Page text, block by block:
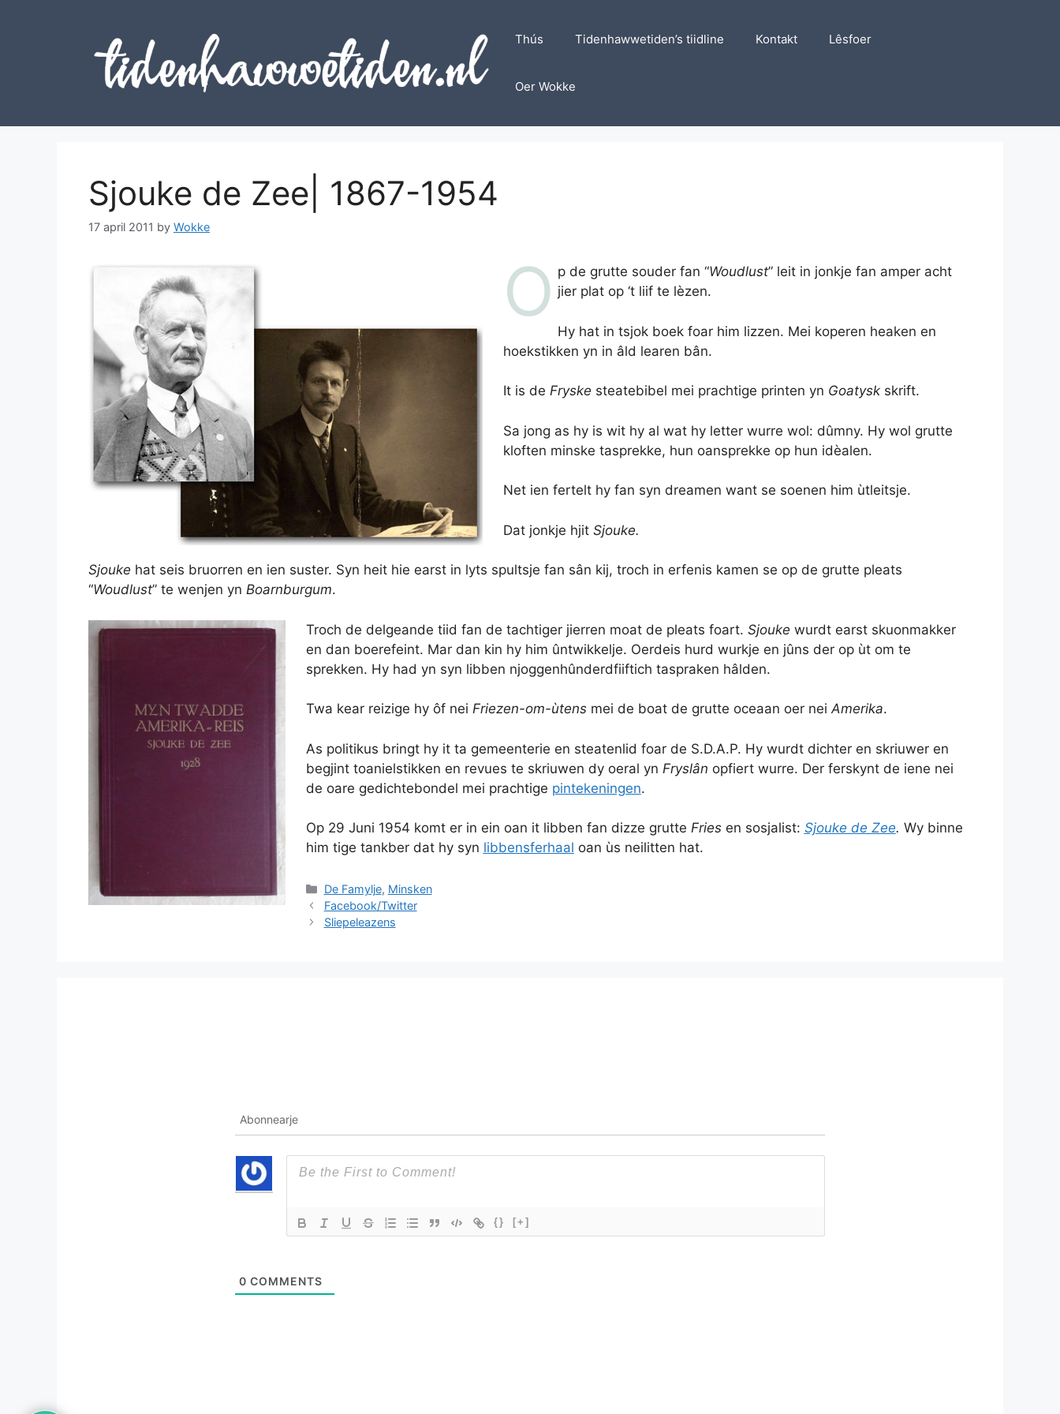
Thús Tidenhawwetiden’s tiidline Kontakt Lêsfoer
Oer Wokke
Sjouke de Zee| 1867-1954
17 april 2011 by Wokke
O p de grutte souder fan “Woudlust” leit in jonkje fan amper acht
jier plat op ‘t liif te lèzen.
Hy hat in tsjok boek foar him lizzen. Mei koperen heaken en
hoekstikken yn in âld learen bân.
It is de Fryske steatebibel mei prachtige printen yn Goatyskskrift.
Sa jong as hy is wit hy al wat hy letter wurre wol: dûmny. Hy wol grutte
kloften minske tasprekke, hun oansprekke op hun idèalen.
Net ien fertelt hy fan syn dreamen want se soenen him ùtleitsje.
Dat jonkje hjit Sjouke.
Sjouke hat seis bruorren en ien suster. Syn heit hie earst in lyts spultsje fan sân kij, troch in erfenis kamen se op de grutte pleats
“Woudlust” te wenjen yn Boarnburgum.
Troch de delgeande tiid fan de tachtiger jierren moat de pleats foart. Sjouke wurdt earst skuonmakker
en dan boerefeint. Mar dan kin hy him ûntwikkelje. Oerdeis hurd wurkje en jûns der op ùt om te
sprekken. Hy had yn syn libben njoggenhûnderdfiiftich taspraken hâlden.
Twa kear reizige hy ôf nei Friezen-om-ùtensmei de boat de grutte oceaan oer neiAmerika.
As politikus bringt hy it ta gemeenterie en steatenlid foar de S.D.A.P. Hy wurdt dichter en skriuwer en
begjint toanielstikken en revues te skriuwen dy oeral yn Fryslân opfiert wurre. Der ferskynt de iene nei
de oare gedichtebondel mei prachtige pintekeningen.
Op 29 Juni 1954 komt er in ein oan it libben fan dizze grutte Friesen sosjalist: Sjouke de Zee. Wy binne
him tige tankber dat hy syn libbensferhaal oan ùs neilitten hat.
Categories
De Famylje, Minsken
Facebook/Twitter
Sliepeleazens
Abonnearje
{} [+]
0 COMMENTS